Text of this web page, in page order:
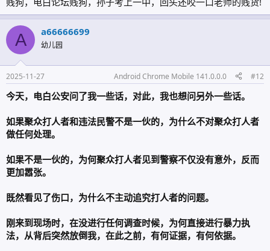
A a66666699
幼儿园
2025-11-27 Android Chrome Mobile 141.0.0.0 #12
今天，电白公安问了我一些话，对此，我也想问另外一些话。
如果聚众打人者和违法民警不是一伙的，为什么不对聚众打人者
做任何处理。
如果不是一伙的，为何聚众打人者见到警察不仅没有意外，反而
更加嚣张。
既然看见了伤口，为什么不主动追究打人者的问题。
刚来到现场时，在没进行任何调查时候，为何直接进行暴力执
法，从背后突然放倒我，在此之前，有何证据，有何依据。